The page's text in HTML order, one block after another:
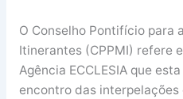
O Conselho Pontifício para
Itinerantes (CPPMI) refere
Agência ECCLESIA que
encontro das interpelações